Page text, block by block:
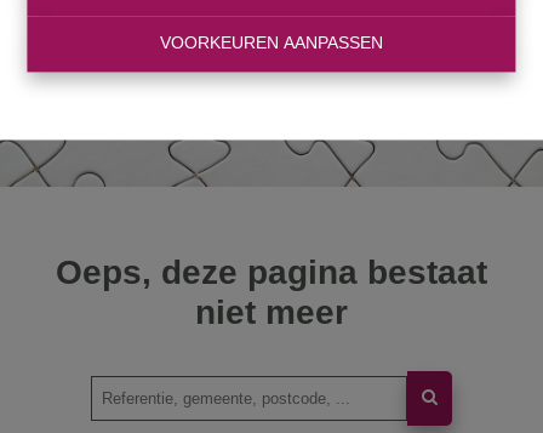
VOORKEUREN AANPASSEN
Oeps, deze pagina bestaat
niet meer